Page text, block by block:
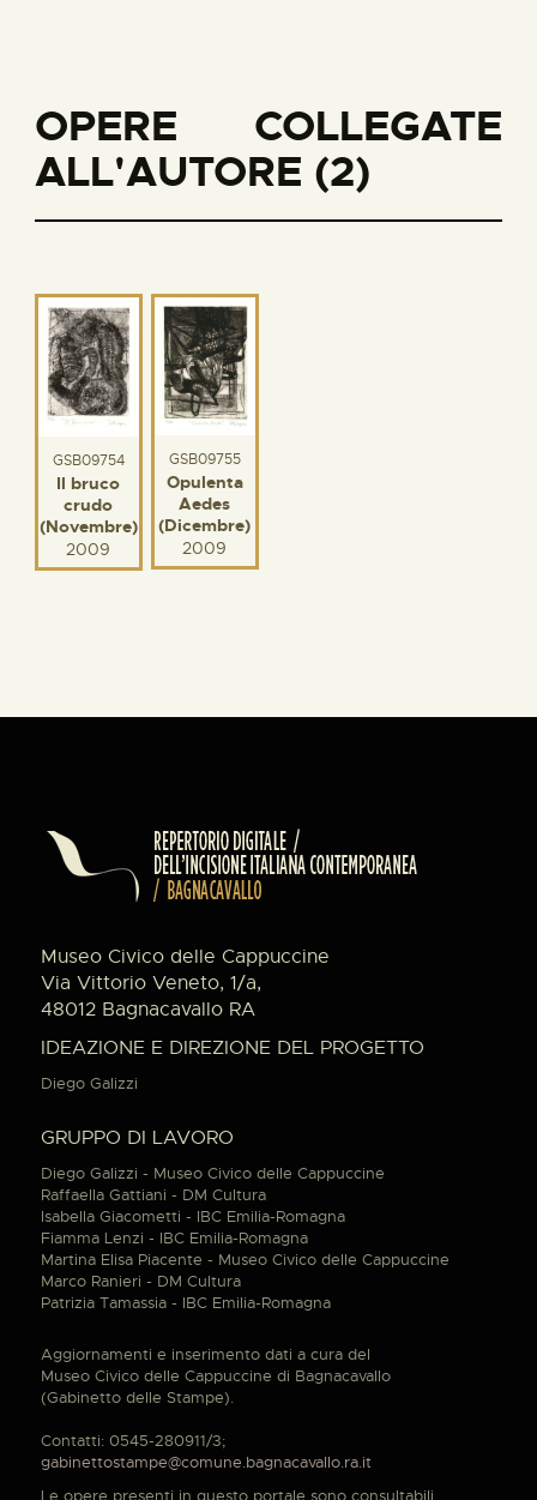
OPERE COLLEGATE
ALL'AUTORE (2)
GSB09754
Il bruco
crudo
(Novembre)
2009
GSB09755
Opulenta
Aedes
(Dicembre)
2009
Museo Civico delle Cappuccine
Via Vittorio Veneto, 1/a,
48012 Bagnacavallo RA
IDEAZIONE E DIREZIONE DEL PROGETTO
Diego Galizzi
GRUPPO DI LAVORO
Diego Galizzi - Museo Civico delle Cappuccine
Raffaella Gattiani - DM Cultura
Isabella Giacometti - IBC Emilia-Romagna
Fiamma Lenzi - IBC Emilia-Romagna
Martina Elisa Piacente - Museo Civico delle Cappuccine
Marco Ranieri - DM Cultura
Patrizia Tamassia - IBC Emilia-Romagna
Aggiornamenti e inserimento dati a cura del
Museo Civico delle Cappuccine di Bagnacavallo
(Gabinetto delle Stampe).
Contatti: 0545-280911/3;
gabinettostampe@comune.bagnacavallo.ra.it